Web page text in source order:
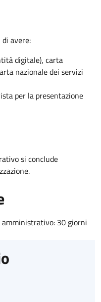
avere:
digitale), carta
nazionale dei servizi
per la presentazione
si conclude
amministrativo: 30 giorni